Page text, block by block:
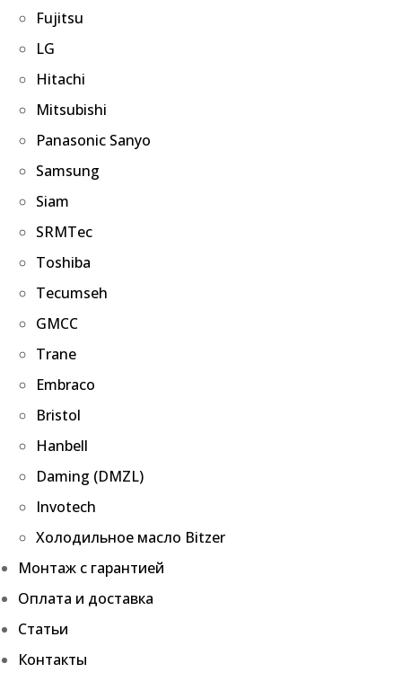
Fujitsu
LG
Hitachi
Mitsubishi
Panasonic Sanyo
Samsung
Siam
SRMTec
Toshiba
Tecumseh
GMCC
Trane
Embraco
Bristol
Hanbell
Daming (DMZL)
Invotech
Холодильное масло Bitzer
Монтаж с гарантией
Оплата и доставка
Статьи
Контакты